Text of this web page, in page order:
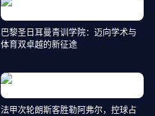
巴黎圣日耳曼青训学院：迈向学术与
体育双卓越的新征途
法甲次轮朗斯客胜勒阿弗尔，控球占